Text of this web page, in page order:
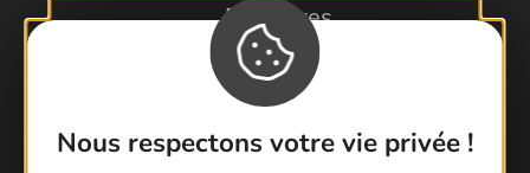
Nous respectons votre vie privée !
Brochures
Cartoguides et Topoguides
Latitude Gard